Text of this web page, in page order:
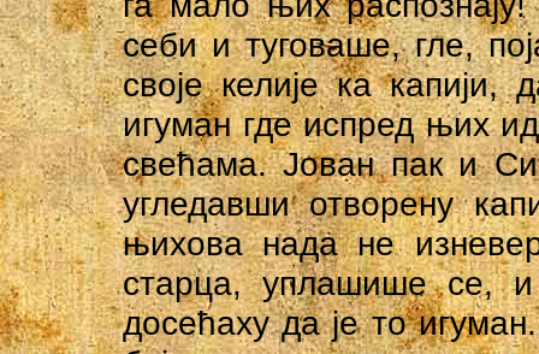
себи и туговаше, гле,
своје келије ка
игуман где испред њих
свећама. Јован пак и
угледавши отворену
њихова нада не
старца, уплашише се,
досећаху да је то